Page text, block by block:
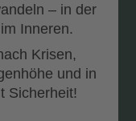
– in der
Inneren.
Krisen,
und in
Sicherheit!